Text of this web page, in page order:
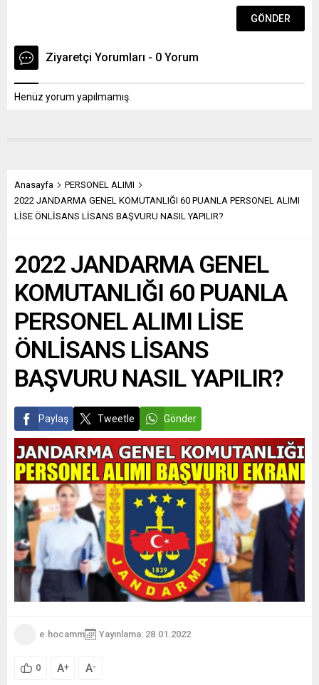
Ziyaretçi Yorumları - 0 Yorum
Henüz yorum yapılmamış.
Anasayfa
PERSONEL ALIMI
2022 JANDARMA GENEL KOMUTANLIĞI 60 PUANLA PERSONEL ALIMI
LİSE ÖNLİSANS LİSANS BAŞVURU NASIL YAPILIR?
2022 JANDARMA GENEL
KOMUTANLIĞI 60 PUANLA
PERSONEL ALIMI LİSE
ÖNLİSANS LİSANS
BAŞVURU NASIL YAPILIR?
Paylaş Tweetle Gönder
e.hocamm Yayınlama: 28.01.2022
0 A+ A-